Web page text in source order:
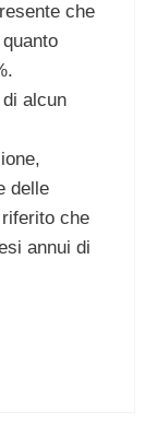
che
alcun
delle
che
annui di